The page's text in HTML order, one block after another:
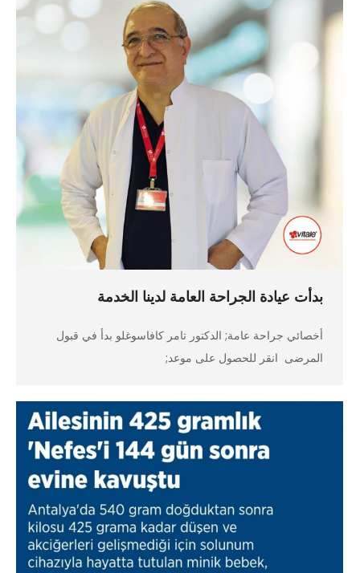
بدأت عيادة الجراحة العامة لدينا الخدمة
أخصائي جراحة عامة; الدكتور تامر كافاسوغلو بدأ في قبول
المرضى انقر للحصول على موعد;